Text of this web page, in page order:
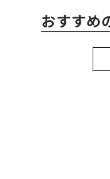
おすすめ